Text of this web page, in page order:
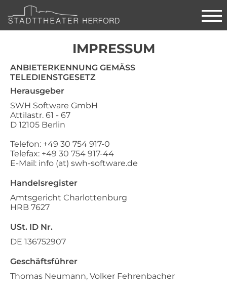
IMPRESSUM
ANBIETERKENNUNG GEMÄSS T
ELEDIENSTGESETZ
Herausgeber
SWH Software GmbH
Attilastr. 61 - 67
D 12105 Berlin
Telefon: +49 30 754 917-0
Telefax: +49 30 754 917-44
E-Mail: info (at) swh-software.de
Handelsregister
Amtsgericht Charlottenburg
HRB 7627
USt. ID Nr.
DE 136752907
Geschäftsführer
Thomas Neumann, Volker Fehrenbacher